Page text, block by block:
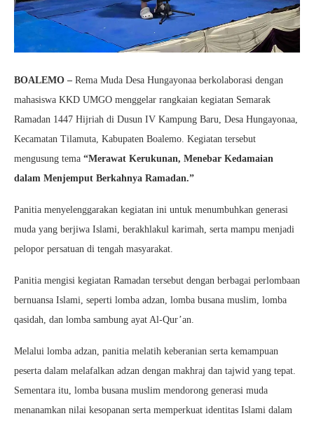
BOALEMO – Rema Muda Desa Hungayonaa berkolaborasi dengan
mahasiswa KKD UMGO menggelar rangkaian kegiatan Semarak
Ramadan 1447 Hijriah di Dusun IV Kampung Baru, Desa Hungayonaa,
Kecamatan Tilamuta, Kabupaten Boalemo. Kegiatan tersebut
mengusung tema “Merawat Kerukunan, Menebar Kedamaian
dalam Menjemput Berkahnya Ramadan.”
Panitia menyelenggarakan kegiatan ini untuk menumbuhkan generasi
muda yang berjiwa Islami, berakhlakul karimah, serta mampu menjadi
pelopor persatuan di tengah masyarakat.
Panitia mengisi kegiatan Ramadan tersebut dengan berbagai perlombaan
bernuansa Islami, seperti lomba adzan, lomba busana muslim, lomba
qasidah, dan lomba sambung ayat Al-Qur’an.
Melalui lomba adzan, panitia melatih keberanian serta kemampuan
peserta dalam melafalkan adzan dengan makhraj dan tajwid yang tepat.
Sementara itu, lomba busana muslim mendorong generasi muda
menanamkan nilai kesopanan serta memperkuat identitas Islami dalam